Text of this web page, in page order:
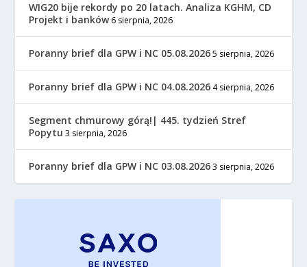
WIG20 bije rekordy po 20 latach. Analiza KGHM, CD
Projekt i banków 6 sierpnia, 2026
Poranny brief dla GPW i NC 05.08.2026 5 sierpnia, 2026
Poranny brief dla GPW i NC 04.08.2026 4 sierpnia, 2026
Segment chmurowy górą!| 445. tydzień Stref
Popytu 3 sierpnia, 2026
Poranny brief dla GPW i NC 03.08.2026 3 sierpnia, 2026